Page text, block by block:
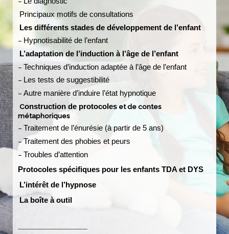
Principaux motifs de consultations
Les différents stades de développement de l’enfant
– Hypnotisabilité de l’enfant
L’adaptation de l’induction à l’âge de l’enfant
– Techniques d’induction adaptée à l’âge de l’enfant
– Les tests de suggestibilité
– Autre manière d’induire l’état hypnotique
Construction de protocoles et de contes
métaphoriques
– Traitement de l’énurésie (à partir de 5 ans)
–Traitement des phobies et peurs
– Troubles d’attention
Protocoles spécifiques pour les enfants TDA et DYS
L’intérêt de l’hypnose
La boîte à outil